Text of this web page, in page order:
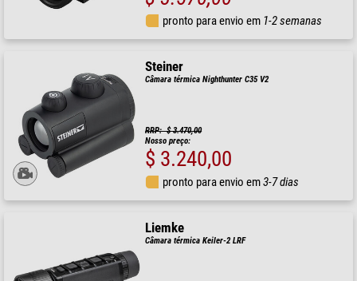
pronto para envio em 1-2 semanas
Steiner
Câmara térmica Nighthunter C35 V2
RRP: $ 3.470,00
Nosso preço:
$ 3.240,00
pronto para envio em3-7 dias
Liemke
Câmara térmica Keiler-2 LRF